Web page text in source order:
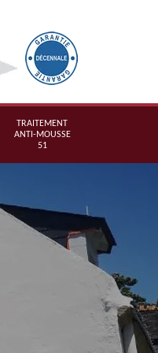
TRAITEMENT
ANTI-MOUSSE
51